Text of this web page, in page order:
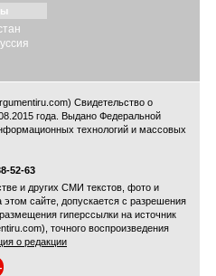
Свидетельство о
года. Выдано Федеральной
технологий и массовых
52-63
и других СМИ текстов, фото и
сайте, допускается с разрешения
гиперссылки на источник
точного воспроизведения
о редакции